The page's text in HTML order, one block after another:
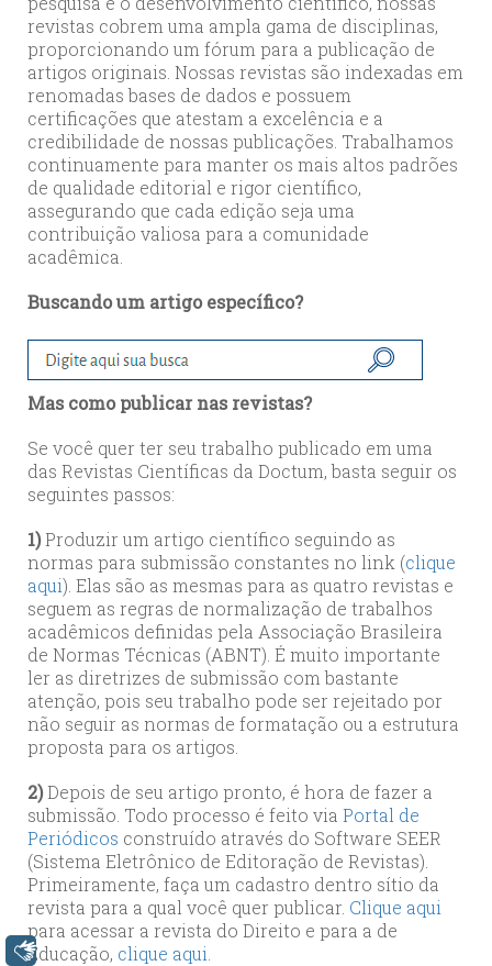
revistas cobrem uma ampla gama de disciplinas,
proporcionando um fórum para a publicação de
artigos originais. Nossas revistas são indexadas em
renomadas bases de dados e possuem
certificações que atestam a excelência e a
credibilidade de nossas publicações. Trabalhamos
continuamente para manter os mais altos padrões
de qualidade editorial e rigor científico,
assegurando que cada edição seja uma
contribuição valiosa para a comunidade
acadêmica.
Buscando um artigo específico?
Mas como publicar nas revistas?
Se você quer ter seu trabalho publicado em uma
das Revistas Científicas da Doctum, basta seguir os
seguintes passos:
1)Produzir um artigo científico seguindo as
normas para submissão constantes no link (clique
aqui). Elas são as mesmas para as quatro revistas e
seguem as regras de normalização de trabalhos
acadêmicos definidas pela Associação Brasileira
de Normas Técnicas (ABNT). É muito importante
ler as diretrizes de submissão com bastante
atenção, pois seu trabalho pode ser rejeitado por
não seguir as normas de formatação ou a estrutura
proposta para os artigos.
2)Depois de seu artigo pronto, é hora de fazer a
submissão. Todo processo é feito via Portal de
Periódicos construído através do Software SEER
(Sistema Eletrônico de Editoração de Revistas).
Primeiramente, faça um cadastro dentro sítio da
revista para a qual você quer publicar. Clique aqui
para acessar a revista do Direito e para a de
Educação, clique aqui
Libras